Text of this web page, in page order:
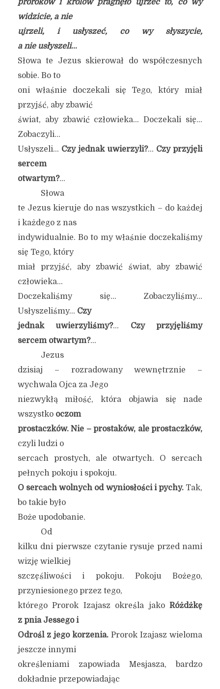
proroków i królów pragnęło ujrzeć to, co wy
widzicie, a nie
ujrzeli, i usłyszeć, co wy słyszycie,
a nie usłyszeli…
Słowa te Jezus skierował do współczesnych
sobie. Bo to
oni właśnie doczekali się Tego, który miał
przyjść, aby zbawić
świat, aby zbawić człowieka… Doczekali się…
Zobaczyli…
Usłyszeli… Czy jednak uwierzyli?… Czy przyjęli
sercem
otwartym?…
Słowa
te Jezus kieruje do nas wszystkich – do każdej
i każdego z nas
indywidualnie. Bo to my właśnie doczekaliśmy
się Tego, który
miał przyjść, aby zbawić świat, aby zbawić
człowieka…
Doczekaliśmy się… Zobaczyliśmy…
Usłyszeliśmy… Czy
jednak uwierzyliśmy?… Czy przyjęliśmy
sercem otwartym?…
Jezus
dzisiaj – rozradowany wewnętrznie –
wychwala Ojca za Jego
niezwykłą miłość, która objawia się nade
wszystko oczom
prostaczków. Nie – prostaków, ale prostaczków,
czyli ludzi o
sercach prostych, ale otwartych. O sercach
pełnych pokoju i spokoju.
O sercach wolnych od wyniosłości i pychy.Tak,
bo takie było
Boże upodobanie.
Od
kilku dni pierwsze czytanie rysuje przed nami
wizję wielkiej
szczęśliwości i pokoju. Pokoju Bożego,
przyniesionego przez tego,
którego Prorok Izajasz określa jakoRóżdżkę
z pnia Jessego i
Odrośl z jego korzenia. Prorok Izajasz wieloma
jeszcze innymi
określeniami zapowiada Mesjasza, bardzo
dokładnie przepowiadając